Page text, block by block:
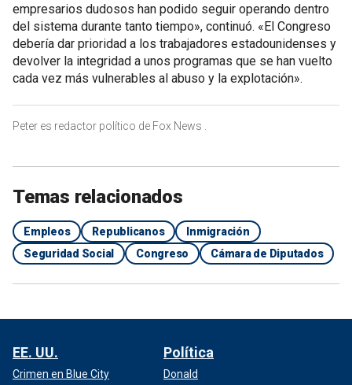
empresarios dudosos han podido seguir operando dentro
del sistema durante tanto tiempo», continuó. «El Congreso
debería dar prioridad a los trabajadores estadounidenses y
devolver la integridad a unos programas que se han vuelto
cada vez más vulnerables al abuso y la explotación».
Peter es redactor político de Fox News .
Temas relacionados
Empleos Republicanos
Inmigración
Seguridad Social
Congreso Cámara de Diputados
EE. UU.
Crimen en Blue City
Política
Donald